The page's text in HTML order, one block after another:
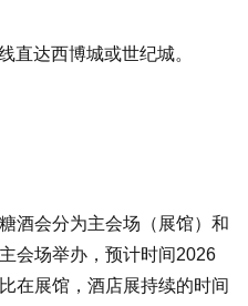
直达西博城或世纪城。
酒会分为主会场（展馆）和
会场举办，预计时间2026
在展馆，酒店展持续的时间